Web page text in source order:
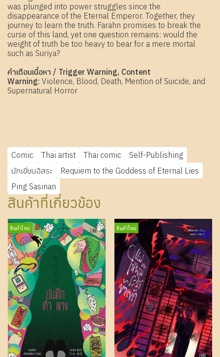
was plunged into power struggles since the
disappearance of the Eternal Emperor. Together, they
journey to learn the truth. Farahn promises to break the
curse of this land, yet one question remains: would the
weight of truth be too heavy to bear for a mere mortal
such as Suriya?
คำเตือนเนื้อหา / Trigger Warning, Content
Warning: Violence, Blood, Death, Mention of Suicide, and
Supernatural Horror
Comic Thai artist Thai comic
Self-Publishing
นักเขียนอิสระ
Requiem to the Goddess of Eternal Lies
Ping Sasinan
สินค้าที่เกี่ยวข้อง
สินค้าใหม่ สินค้าใหม่